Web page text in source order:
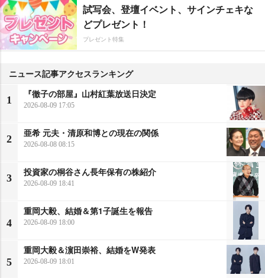
試写会、登壇イベント、サインチェキな
どプレゼント！
プレゼント特集
ニュース記事アクセスランキング
1
『徹子の部屋』山村紅葉放送日決定
2026-08-09 17:05
2
亜希 元夫・清原和博との現在の関係
2026-08-08 08:15
3
投資家の桐谷さん長年保有の株紹介
2026-08-09 18:41
4
重岡大毅、結婚＆第1子誕生を報告
2026-08-09 18:00
5
重岡大毅＆濵田崇裕、結婚をW発表
2026-08-09 18:01